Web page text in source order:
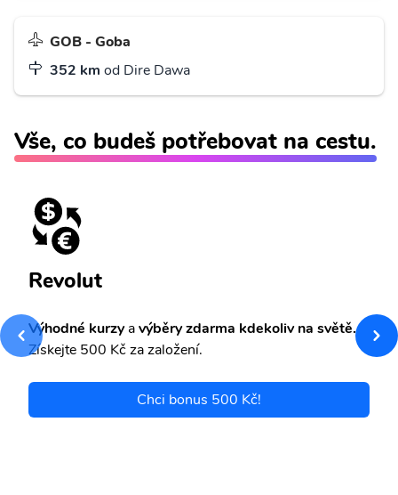
GOB - Goba
352 km od Dire Dawa
Vše, co budeš potřebovat na cestu.
Revolut
Výhodné kurzyavýběry zdarma kdekoliv na světě.
Získejte 500 Kč za založení.
Chci bonus 500 Kč!